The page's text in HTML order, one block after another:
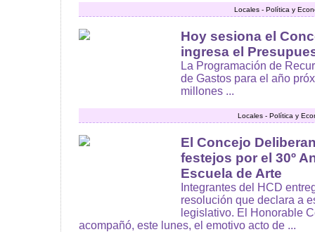
Locales - Política y
Hoy sesiona el
ingresa el
La Programación de
de Gastos para el año
millones ...
Locales - Política y
El Concejo
festejos por el 30º
Escuela de Arte
Integrantes del HCD
resolución que declara a
legislativo. El Honorable
acompañó, este lunes, el emotivo acto de ...